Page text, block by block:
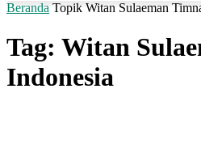
Beranda Topik Witan Sulaeman
Tag: Witan
Indonesia